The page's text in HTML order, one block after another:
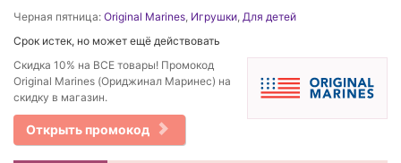
Черная пятница: Original Marines, Игрушки, Для детей
Срок истек, но может ещё действовать
Скидка 10% на ВСЕ товары! Промокод
Original Marines (Ориджинал Маринес) на
скидку в магазин.
Открыть промокод